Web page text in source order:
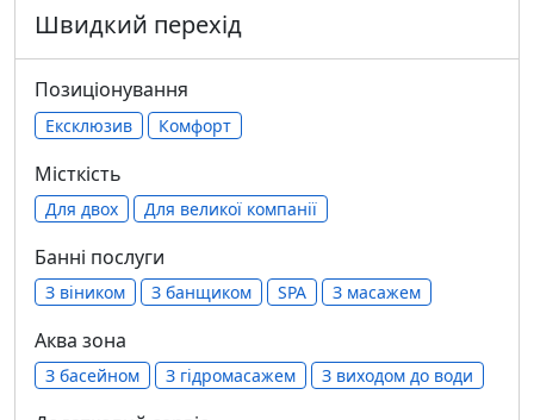
Швидкий перехід
Позиціонування
Ексклюзив Комфорт
Місткість
Для двох Для великої компанії
Банні послуги
З віником З банщиком SPA З масажем
Аква зона
З басейном З гідромасажем З виходом до води